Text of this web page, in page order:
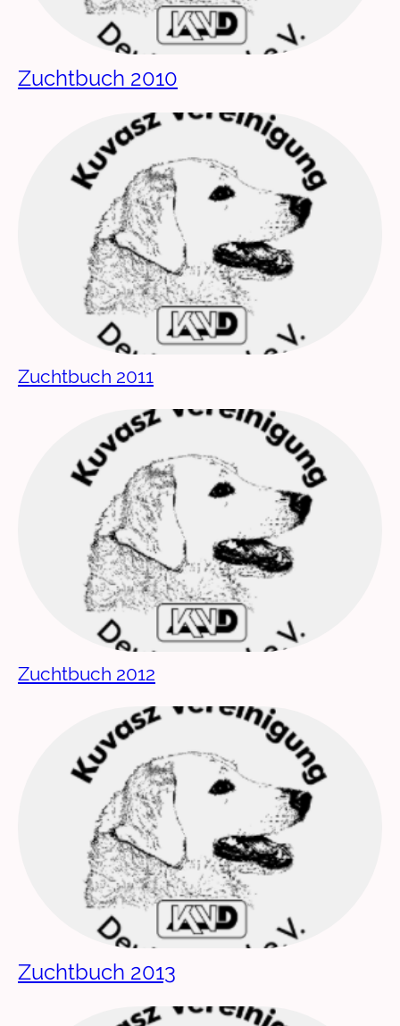
Zuchtbuch 2010
Zuchtbuch 2011
Zuchtbuch 2012
Zuchtbuch 2013